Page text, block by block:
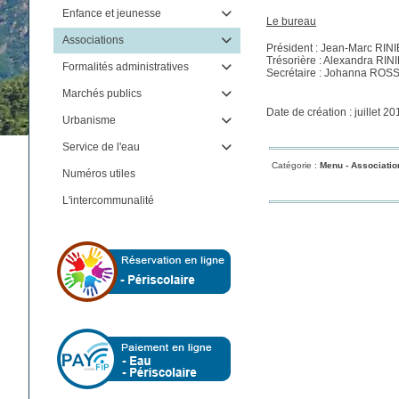
Enfance et jeunesse 
Associations 
Formalités administratives 
Marchés publics 
Urbanisme 
Service de l'eau 
Numéros utiles
L'intercommunalité
Le bureau
Président : Jean-Marc
Trésorière : Alexandra
Secrétaire : Johanna ROSSI
Date de création : juillet
Catégorie : Menu -